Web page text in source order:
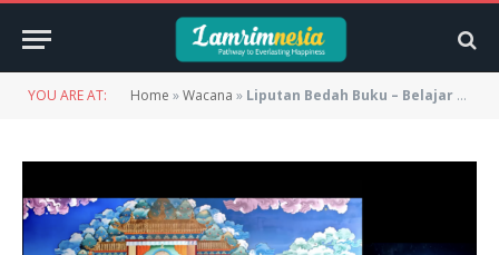
YOU ARE AT: Home »Wacana » Liputan Bedah Buku – Belajar dari Aktivitas Sang Buddha